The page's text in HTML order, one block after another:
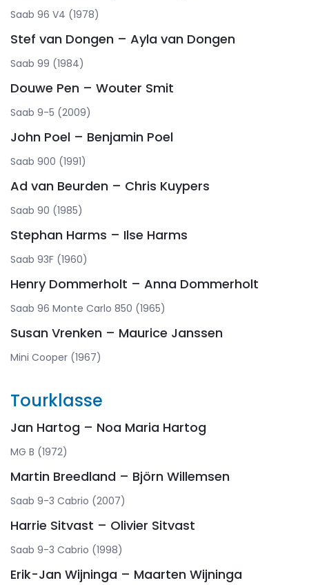
Saab 96 V4 (1978)
Stef van Dongen – Ayla van Dongen
Saab 99 (1984)
Douwe Pen – Wouter Smit
Saab 9-5 (2009)
John Poel – Benjamin Poel
Saab 900 (1991)
Ad van Beurden – Chris Kuypers
Saab 90 (1985)
Stephan Harms – Ilse Harms
Saab 93F (1960)
Henry Dommerholt – Anna Dommerholt
Saab 96 Monte Carlo 850 (1965)
Susan Vrenken – Maurice Janssen
Mini Cooper (1967)
Tourklasse
Jan Hartog – Noa Maria Hartog
MG B (1972)
Martin Breedland – Björn Willemsen
Saab 9-3 Cabrio (2007)
Harrie Sitvast – Olivier Sitvast
Saab 9-3 Cabrio (1998)
Erik-Jan Wijninga – Maarten Wijninga